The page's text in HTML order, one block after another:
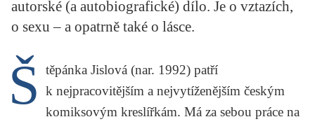
UKÁZKA
SLOUPEK
ILIGLOSA
autorské (a autobiografické) dílo. Je o vztazích,
o sexu – a opatrně také o lásce.
Š
těpánka Jislová (nar. 1992) patří
k nejpracovitějším a nejvytíženějším českým
komiksovým kreslířkám. Má za sebou práce na